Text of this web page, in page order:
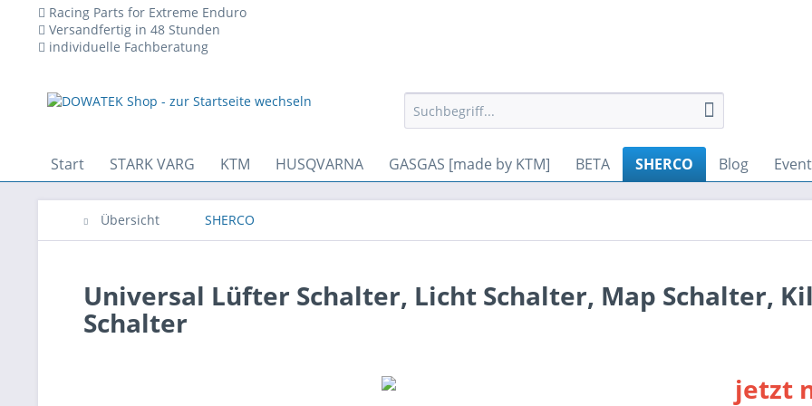
Racing Parts for Extreme Enduro
Versandfertig in 48 Stunden
individuelle Fachberatung
Start STARK VARG KTM HUSQVARNA GASGAS [made by KTM] BETA SHERCO Blog
Übersicht SHERCO
technischen Betrieb der Website erforderlich sind und stets gesetzt werden. Andere Cookies, die den Komfort bei
Universal Lüfter Schalter, Licht Schalter, Map Schalter,
Schalter
jetzt